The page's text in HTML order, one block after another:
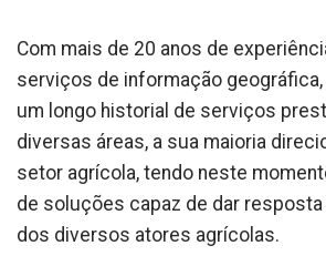
Com mais de 20 anos de
serviços de informação
um longo historial de serviços
diversas áreas, a sua maioria
setor agrícola, tendo neste
de soluções capaz de dar
dos diversos atores agrícolas.